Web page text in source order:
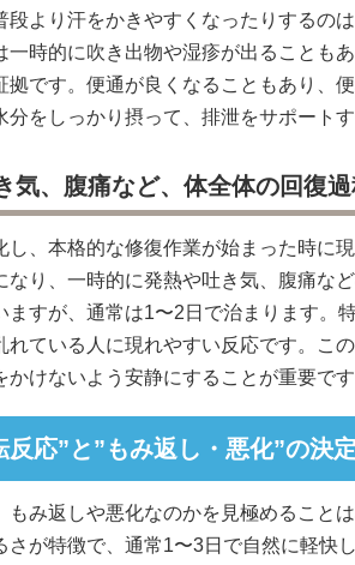
より汗をかきやすくなったりするの
一時的に吹き出物や湿疹が出ることも
です。便通が良くなることもあり、
をしっかり摂って、排泄をサポートす
気、腹痛など、体全体の回復
し、本格的な修復作業が始まった時に
り、一時的に発熱や吐き気、腹痛な
ますが、通常は1〜2日で治まります。
れている人に現れやすい反応です。こ
けないよう安静にすることが重要です
反応”と”もみ返し・悪化”の決
み返しや悪化なのかを見極めること
さが特徴で、通常1〜3日で自然に軽快